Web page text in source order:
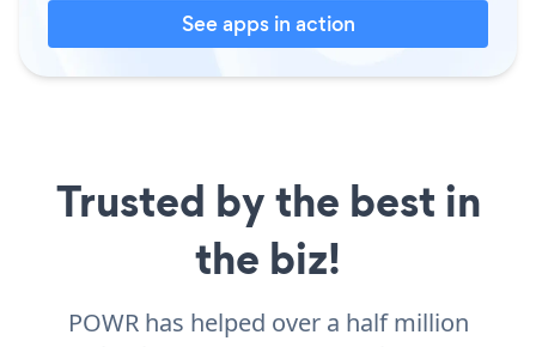
See apps in action
Trusted by the best in
the biz!
POWR has helped over a half million